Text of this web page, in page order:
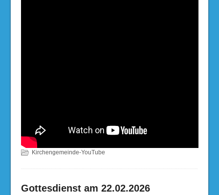
Kirchengemeinde-YouTube
Gottesdienst am 22.02.2026